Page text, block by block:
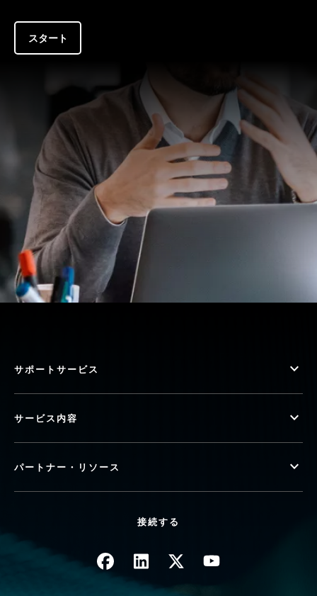
スタート
サポートサービス
サービス内容
パートナー・リソース
接続する
画像 画像 画像 画像